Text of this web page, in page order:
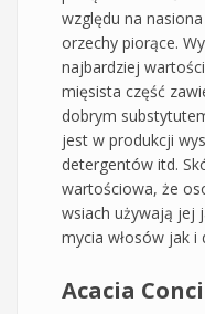
względu na
orzechy piorące.
najbardziej
mięsista część
dobrym
jest w produkcji
detergentów itd.
wartościowa, że
wsiach używają jej
mycia włosów jak i
Acacia